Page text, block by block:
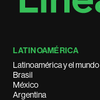
LATINOAMÉRICA
Latinoamérica y el mundo
Brasil
México
Argentina